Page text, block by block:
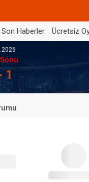
Son Haberler Ücretsiz
1